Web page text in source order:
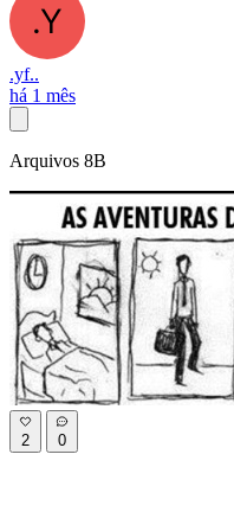
.yf..
há 1 mês
Arquivos 8B
2 0